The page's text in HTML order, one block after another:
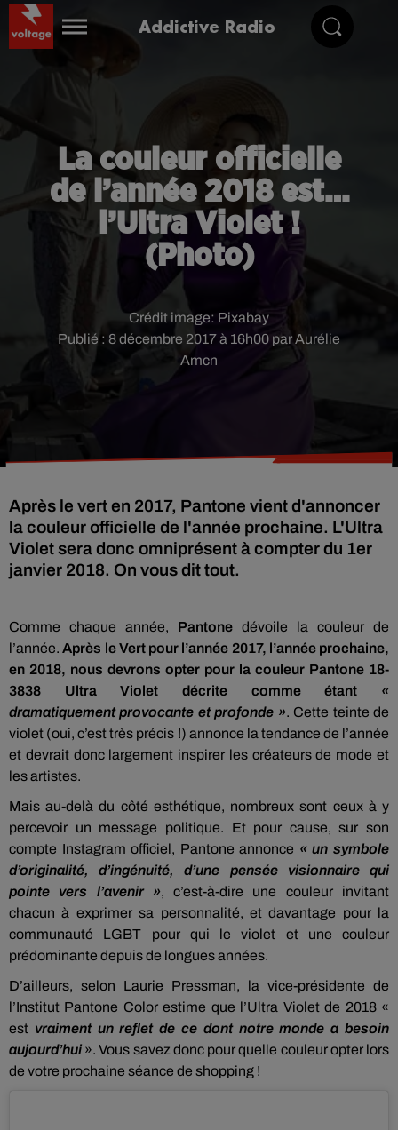
Addictive Radio
La couleur officielle
de l’année 2018 est…
l’Ultra Violet !
(Photo)
Publié : 8 décembre 2017 à 16h00 par Aurélie
Amcn
Crédit image: Pixabay
Après le vert en 2017, Pantone vient d'annoncer
la couleur officielle de l'année prochaine. L'Ultra
Violet sera donc omniprésent à compter du 1er
janvier 2018. On vous dit tout.
Comme chaque année, Pantone dévoile la couleur de
l’année. Après le Vert pour l’année 2017, l’année prochaine,
en 2018, nous devrons opter pour la couleur Pantone 18-
3838 Ultra Violet décrite comme étant «
dramatiquementprovocante etprofonde ». Cette teinte de
violet (oui, c’est très précis !) annonce la tendance de l’année
et devrait donc largement inspirer les créateurs de mode et
les artistes.
Mais au-delà du côté esthétique, nombreux sont ceux à y
percevoir un message politique.
Et pour cause, sur son
compte Instagram officiel, Pantone annonce « un symbole
d’originalité, d’ingénuité, d’une pensée visionnaire qui
pointe vers l’avenir », c’est-à-dire
une couleur invitant
chacun à exprimer sa personnalité, et davantage pour la
communauté
LGBT
pour qui le violet et une couleur
prédominante depuis de longues années.
D’ailleurs, selon
Laurie Pressman, la vice-présidente de
l’Institut Pantone Color estime que l’Ultra Violet de 2018 «
est vraiment un reflet de ce dont notre monde a besoin
aujourd’hui ». Vous savez donc pour quelle couleur opter lors
de votre prochaine séance de shopping !